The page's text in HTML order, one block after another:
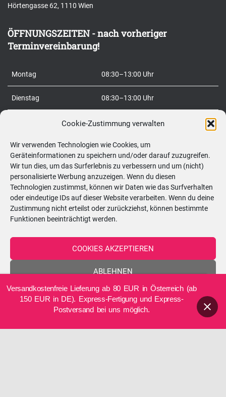
Cookie-Zustimmung verwalten
Wir verwenden Technologien wie Cookies, um
Geräteinformationen zu speichern und/oder darauf zuzugreifen.
Wir tun dies, um das Surferlebnis zu verbessern und um (nicht)
personalisierte Werbung anzuzeigen. Wenn du diesen
Technologien zustimmst, können wir Daten wie das Surfverhalten
oder eindeutige IDs auf dieser Website verarbeiten. Wenn du deine
Zustimmung nicht erteilst oder zurückziehst, können bestimmte
Funktionen beeinträchtigt werden.
COOKIES AKZEPTIEREN
ABLEHNEN
EINSTELLUNGEN ANZEIGEN
Datenschutzerklärung
e
n
a
Hörtengasse 62, 1110 Wien
ÖFFNUNGSZEITEN - nach vorheriger
Terminvereinbarung!
Montag 08:30–13:00 Uhr
Dienstag 08:30–13:00 Uhr
15:00–20:00 Uhr
Donnerstag 08:30–20:00 Uhr
Freitag 08:30–20:00 Uhr
Samstag 09:00–12:00 Uhr
So geschlossen
0699/10548898
DE
Versandkostenfreie Lieferung ab 80 EUR in Österreich (ab
150 EUR in DE). Express-Fertigung und Express-
Postversand bei uns möglich.